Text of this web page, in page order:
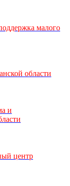
малого
области
и
центр